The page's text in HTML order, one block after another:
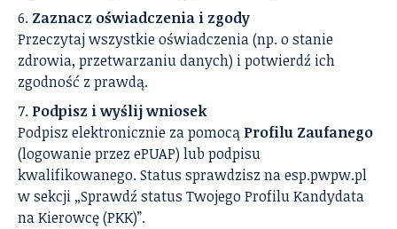
Zaznacz oświadczenia i zgody
Przeczytaj wszystkie oświadczenia (np. o stanie
zdrowia, przetwarzaniu danych) i potwierdź ich
zgodność z prawdą.
Podpisz i wyślij wniosek
Podpisz elektronicznie za pomocą Profilu Zaufanego
(logowanie przez ePUAP) lub podpisu
kwalifikowanego. Status sprawdzisz na esp.pwpw.pl
w sekcji „Sprawdź status Twojego Profilu Kandydata
na Kierowcę (PKK)”.